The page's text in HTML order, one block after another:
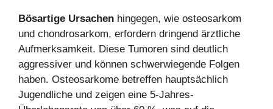
Bösartige Ursachen hingegen, wie osteosarkom
und chondrosarkom, erfordern dringend ärztliche
Aufmerksamkeit. Diese Tumoren sind deutlich
aggressiver und können schwerwiegende Folgen
haben. Osteosarkome betreffen hauptsächlich
Jugendliche und zeigen eine 5-Jahres-